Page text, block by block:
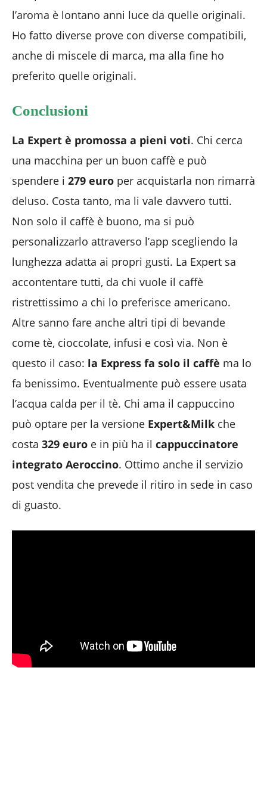
l’aroma è lontano anni luce da quelle originali.
Ho fatto diverse prove con diverse compatibili,
anche di miscele di marca, ma alla fine ho
preferito quelle originali.
Conclusioni
La Expert è promossa a pieni voti. Chi cerca
una macchina per un buon caffè e può
spendere i 279 euro per acquistarla non rimarrà
deluso. Costa tanto, ma li vale davvero tutti.
Non solo il caffè è buono, ma si può
personalizzarlo attraverso l’app scegliendo la
lunghezza adatta ai propri gusti. La Expert sa
accontentare tutti, da chi vuole il caffè
ristrettissimo a chi lo preferisce americano.
Altre sanno fare anche altri tipi di bevande
come tè, cioccolate, infusi e così via. Non è
questo il caso: la Express fa solo il caffè ma lo
fa benissimo. Eventualmente può essere usata
l’acqua calda per il tè. Chi ama il cappuccino
può optare per la versione Expert&Milk che
costa 329 euro e in più ha il cappuccinatore
integrato Aeroccino. Ottimo anche il servizio
post vendita che prevede il ritiro in sede in caso
di guasto.